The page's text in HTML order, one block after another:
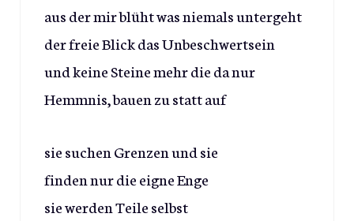
aus der mir blüht was niemals untergeht
der freie Blick das Unbeschwertsein
und keine Steine mehr die da nur
Hemmnis, bauen zu statt auf
sie suchen Grenzen und sie
finden nur die eigne Enge
sie werden Teile selbst